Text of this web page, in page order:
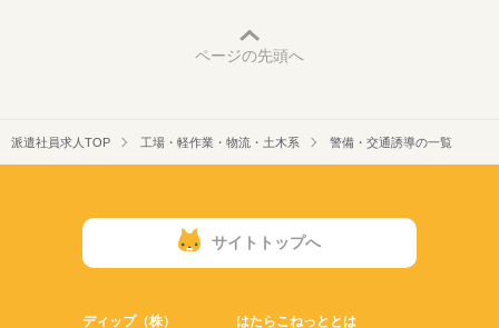
ページの先頭へ
派遣社員求人TOP 工場・軽作業・物流・土木系 警備・交通誘導の一覧
サイトトップへ
ディップ（株） はたらこねっととは